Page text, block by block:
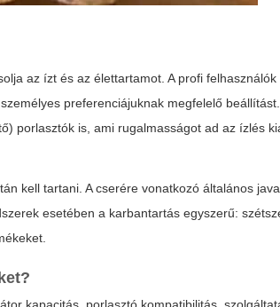
az ízt és az élettartamot. A profi felhasználók
preferenciájuknak megfelelő
porlasztók is, ami rugalmasságot ad az ízlés
kell tartani. A cserére vonatkozó általános
esetében a karbantartás egyszerű: